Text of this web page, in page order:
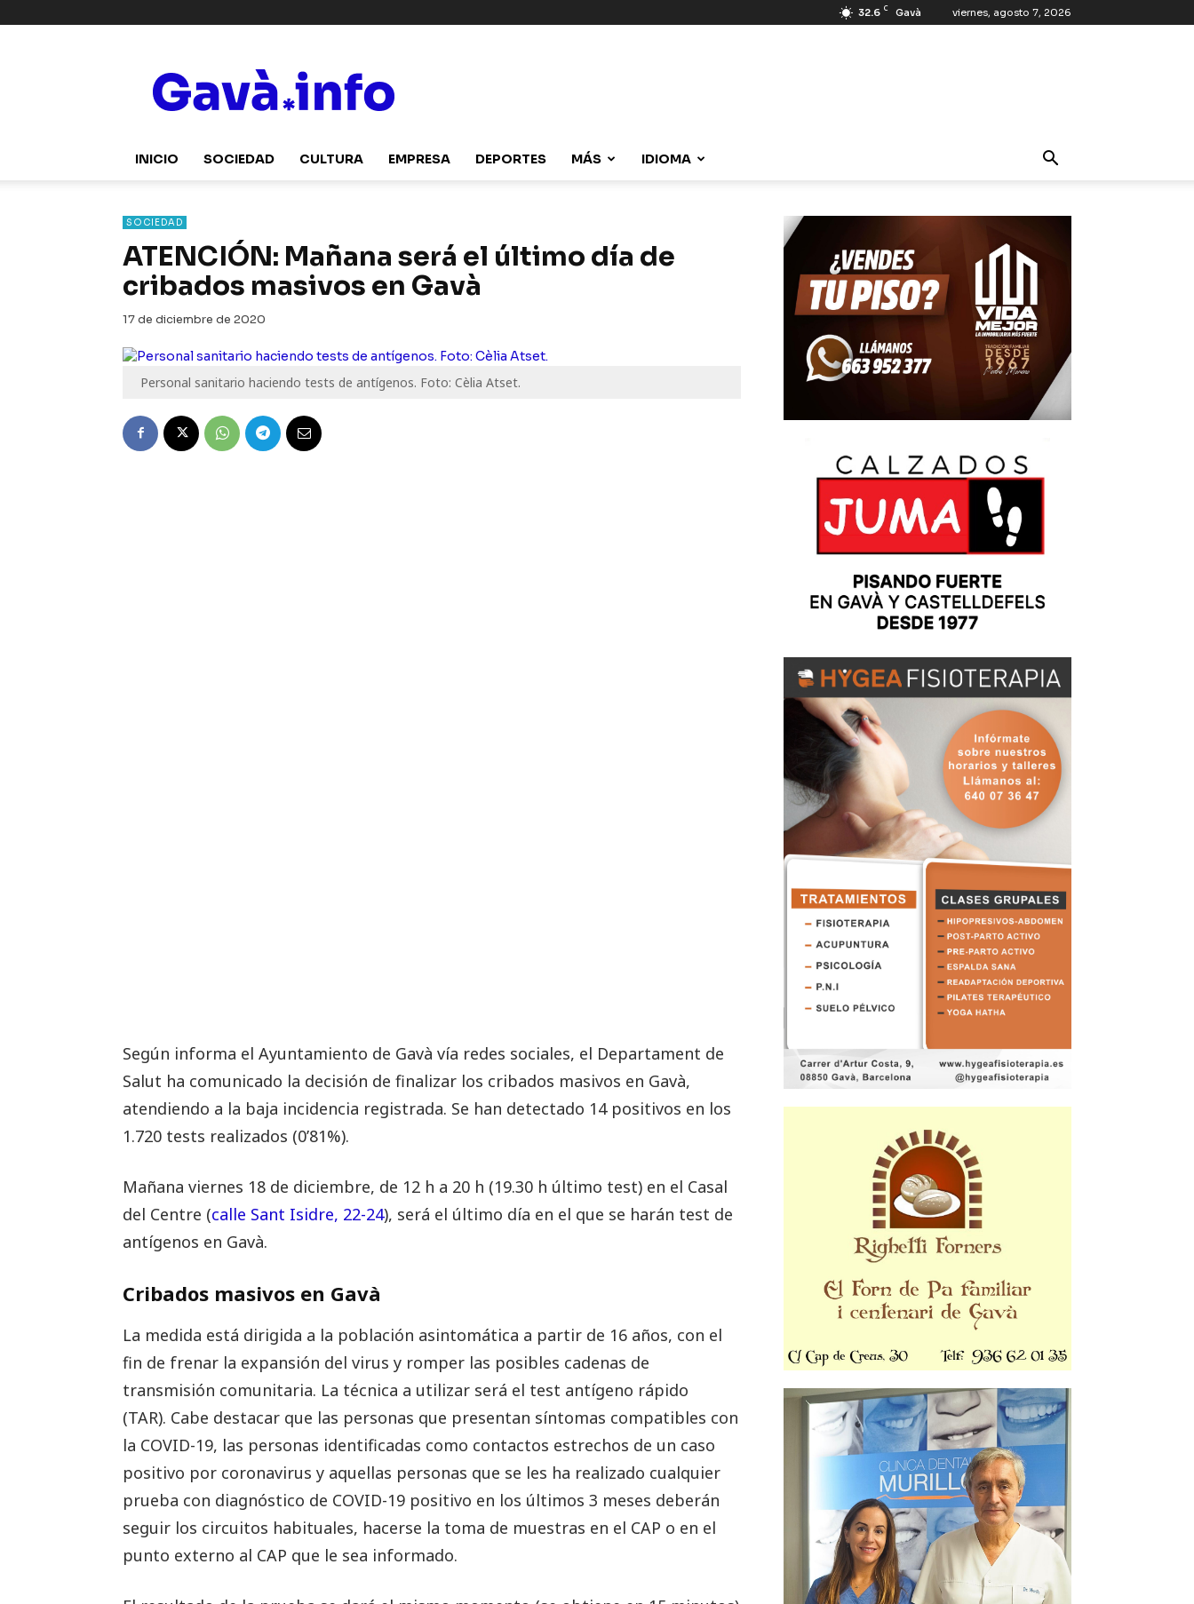
32.6 C Gavà viernes, agosto 7, 2026
INICIO SOCIEDAD CULTURA EMPRESA DEPORTES MÁS IDIOMA
SOCIEDAD
ATENCIÓN: Mañana será el último día de
cribados masivos en Gavà
17 de diciembre de 2020
Personal sanitario haciendo tests de antígenos. Foto: Cèlia Atset.
Según informa el Ayuntamiento de Gavà vía redes sociales, el Departament de
Salut ha comunicado la decisión de finalizar los cribados masivos en Gavà,
atendiendo a la baja incidencia registrada. Se han detectado 14 positivos en los
1.720 tests realizados (0’81%).
Mañana viernes 18 de diciembre, de 12 h a 20 h (19.30 h último test) en el Casal
del Centre (calle Sant Isidre, 22-24), será el último día en el que se harán test de
antígenos en Gavà.
Cribados masivos en Gavà
La medida está dirigida a la población asintomática a partir de 16 años, con el
fin de frenar la expansión del virus y romper las posibles cadenas de
transmisión comunitaria. La técnica a utilizar será el test antígeno rápido
(TAR). Cabe destacar que las personas que presentan síntomas compatibles con
la COVID-19, las personas identificadas como contactos estrechos de un caso
positivo por coronavirus y aquellas personas que se les ha realizado cualquier
prueba con diagnóstico de COVID-19 positivo en los últimos 3 meses deberán
seguir los circuitos habituales, hacerse la toma de muestras en el CAP o en el
punto externo al CAP que le sea informado.